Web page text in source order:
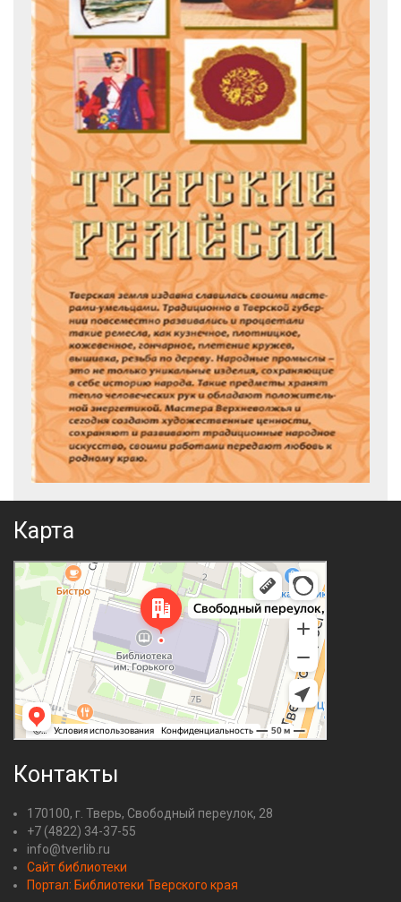
Карта
Контакты
170100, г. Тверь, Свободный переулок, 28
+7 (4822) 34-37-55
info@tverlib.ru
Сайт библиотеки
Портал: Библиотеки Тверского края